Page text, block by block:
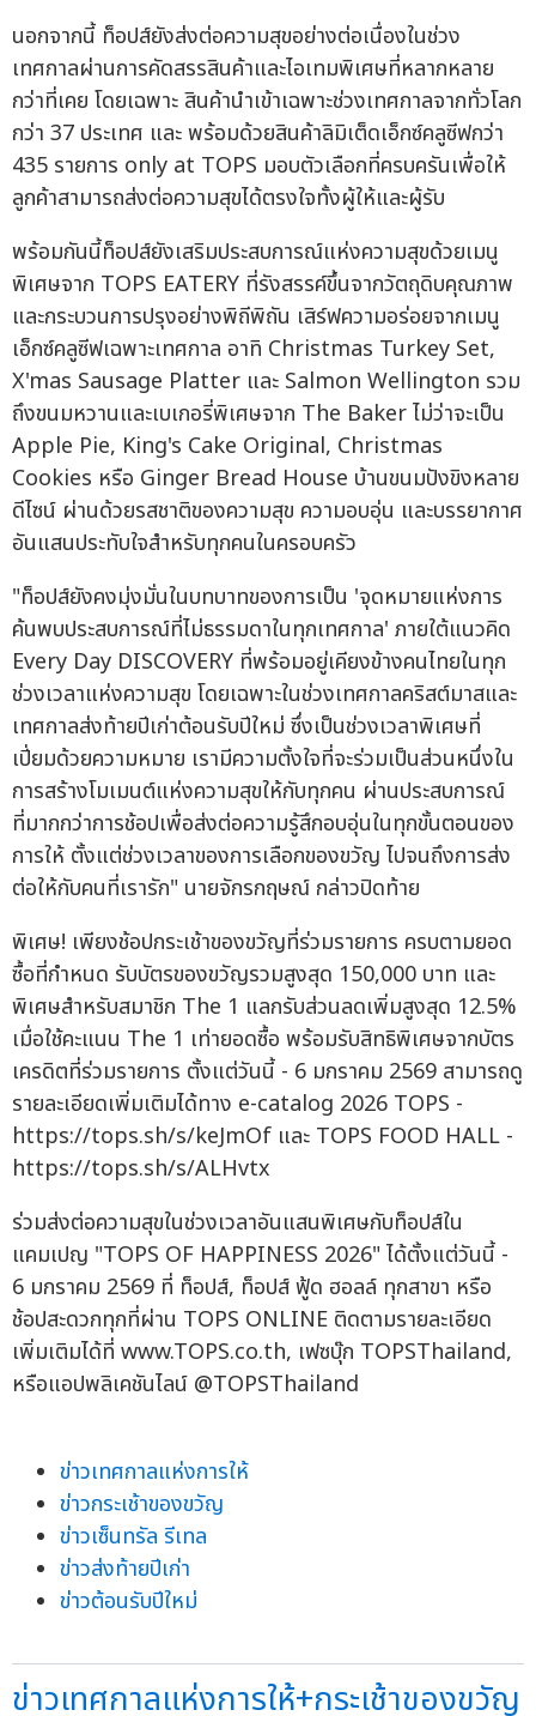
นอกจากนี้ ท็อปส์ยังส่งต่อความสุขอย่างต่อเนื่องในช่วง
เทศกาลผ่านการคัดสรรสินค้าและไอเทมพิเศษที่หลากหลาย
กว่าที่เคย โดยเฉพาะ สินค้านำเข้าเฉพาะช่วงเทศกาลจากทั่วโลก
กว่า 37 ประเทศ และ พร้อมด้วยสินค้าลิมิเต็ดเอ็กซ์คลูซีฟกว่า
435 รายการ only at TOPS มอบตัวเลือกที่ครบครันเพื่อให้
ลูกค้าสามารถส่งต่อความสุขได้ตรงใจทั้งผู้ให้และผู้รับ
พร้อมกันนี้ท็อปส์ยังเสริมประสบการณ์แห่งความสุขด้วยเมนู
พิเศษจาก TOPS EATERY ที่รังสรรค์ขึ้นจากวัตถุดิบคุณภาพ
และกระบวนการปรุงอย่างพิถีพิถัน เสิร์ฟความอร่อยจากเมนู
เอ็กซ์คลูซีฟเฉพาะเทศกาล อาทิ Christmas Turkey Set,
X'mas Sausage Platter และ Salmon Wellington รวม
ถึงขนมหวานและเบเกอรี่พิเศษจาก The Baker ไม่ว่าจะเป็น
Apple Pie, King's Cake Original, Christmas
Cookies หรือ Ginger Bread House บ้านขนมปังขิงหลาย
ดีไซน์ ผ่านด้วยรสชาติของความสุข ความอบอุ่น และบรรยากาศ
อันแสนประทับใจสำหรับทุกคนในครอบครัว
"ท็อปส์ยังคงมุ่งมั่นในบทบาทของการเป็น 'จุดหมายแห่งการ
ค้นพบประสบการณ์ที่ไม่ธรรมดาในทุกเทศกาล' ภายใต้แนวคิด
Every Day DISCOVERY ที่พร้อมอยู่เคียงข้างคนไทยในทุก
ช่วงเวลาแห่งความสุข โดยเฉพาะในช่วงเทศกาลคริสต์มาสและ
เทศกาลส่งท้ายปีเก่าต้อนรับปีใหม่ ซึ่งเป็นช่วงเวลาพิเศษที่
เปี่ยมด้วยความหมาย เรามีความตั้งใจที่จะร่วมเป็นส่วนหนึ่งใน
การสร้างโมเมนต์แห่งความสุขให้กับทุกคน ผ่านประสบการณ์
ที่มากกว่าการช้อปเพื่อส่งต่อความรู้สึกอบอุ่นในทุกขั้นตอนของ
การให้ ตั้งแต่ช่วงเวลาของการเลือกของขวัญ ไปจนถึงการส่ง
ต่อให้กับคนที่เรารัก" นายจักรกฤษณ์ กล่าวปิดท้าย
พิเศษ! เพียงช้อปกระเช้าของขวัญที่ร่วมรายการ ครบตามยอด
ซื้อที่กำหนด รับบัตรของขวัญรวมสูงสุด 150,000 บาท และ
พิเศษสำหรับสมาชิก The 1 แลกรับส่วนลดเพิ่มสูงสุด 12.5%
เมื่อใช้คะแนน The 1 เท่ายอดซื้อ พร้อมรับสิทธิพิเศษจากบัตร
เครดิตที่ร่วมรายการ ตั้งแต่วันนี้ - 6 มกราคม 2569 สามารถดู
รายละเอียดเพิ่มเติมได้ทาง e-catalog 2026 TOPS -
https://tops.sh/s/keJmOf และ TOPS FOOD HALL -
https://tops.sh/s/ALHvtx
ร่วมส่งต่อความสุขในช่วงเวลาอันแสนพิเศษกับท็อปส์ใน
แคมเปญ "TOPS OF HAPPINESS 2026" ได้ตั้งแต่วันนี้ -
6 มกราคม 2569 ที่ ท็อปส์, ท็อปส์ ฟู้ด ฮอลล์ ทุกสาขา หรือ
ช้อปสะดวกทุกที่ผ่าน TOPS ONLINE ติดตามรายละเอียด
เพิ่มเติมได้ที่ www.TOPS.co.th, เฟซบุ๊ก TOPSThailand,
หรือแอปพลิเคชันไลน์ @TOPSThailand
ข่าวเทศกาลแห่งการให้
ข่าวกระเช้าของขวัญ
ข่าวเซ็นทรัล รีเทล
ข่าวส่งท้ายปีเก่า
ข่าวต้อนรับปีใหม่
ข่าวเทศกาลแห่งการให้+กระเช้าของขวัญ